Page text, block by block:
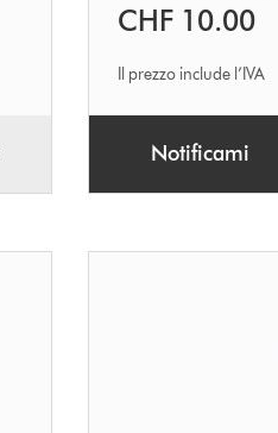
CHF 10.00
Il prezzo include l’IVA
Notificami